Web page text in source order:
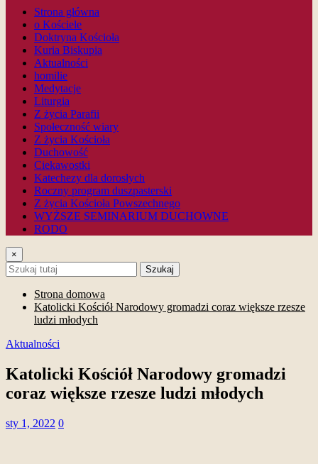
Strona główna
o Kościele
Doktryna Kościoła
Kuria Biskupia
Aktualności
homilie
Medytacje
Liturgia
Z życia Parafii
Społeczność wiary
Z życia Kościoła
Duchowość
Ciekawostki
Katechezy dla dorosłych
Roczny program duszpasterski
Z życia Kościoła Powszechnego
WYŻSZE SEMINARIUM DUCHOWNE
RODO
×
Szukaj
Strona domowa
Katolicki Kościół Narodowy gromadzi coraz większe rzesze
ludzi młodych
Aktualności
Katolicki Kościół Narodowy gromadzi
coraz większe rzesze ludzi młodych
sty 1, 2022 0